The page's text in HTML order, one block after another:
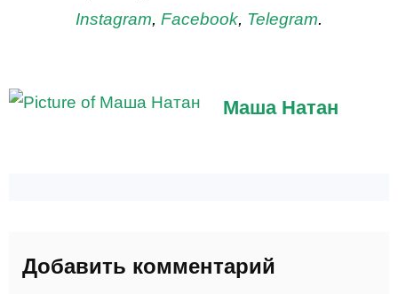
Instagram, Facebook, Telegram.
Маша Натан
Добавить комментарий